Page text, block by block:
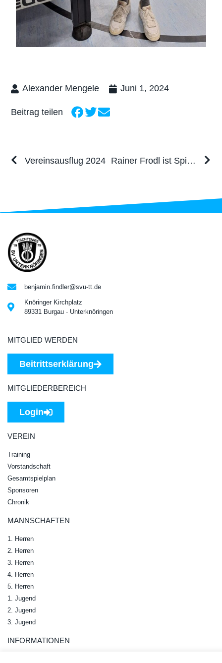
Alexander Mengele Juni 1, 2024
Beitrag teilen
Vereinsausflug 2024 Rainer Frodl ist Spieler der Saison
benjamin.findler@svu-tt.de
Knöringer Kirchplatz
89331 Burgau - Unterknöringen
MITGLIED WERDEN
Beitrittserklärung
MITGLIEDERBEREICH
Login
VEREIN
Training
Vorstandschaft
Gesamtspielplan
Sponsoren
Chronik
MANNSCHAFTEN
1. Herren
2. Herren
3. Herren
4. Herren
5. Herren
1. Jugend
2. Jugend
3. Jugend
INFORMATIONEN